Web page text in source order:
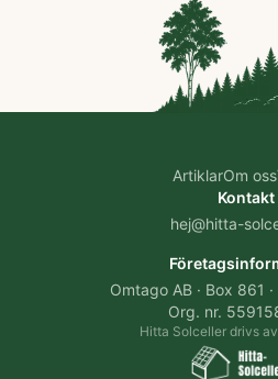
ArtiklarOm oss
Kontakt
hej@hitta-
Omtago AB · Box 861
Org. nr.
Hitta Solceller drivs